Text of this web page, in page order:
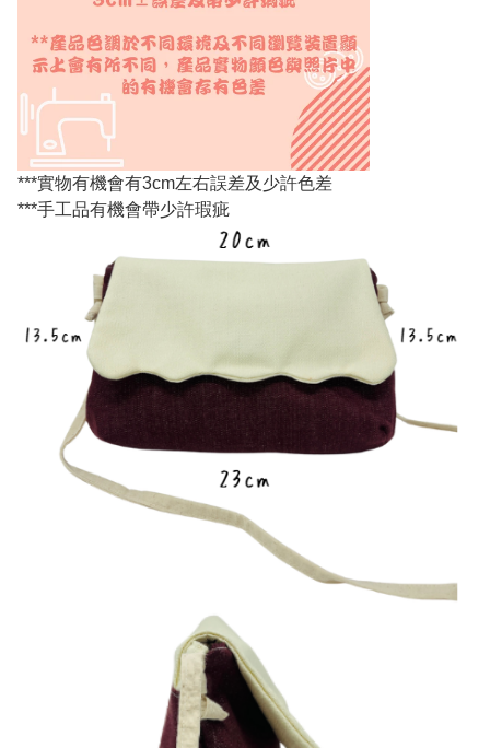
***實物有機會有3cm左右誤差及少許色差
***手工品有機會帶少許瑕疵